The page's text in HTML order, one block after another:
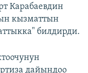
Карабаевдин
кызматтын
билдирди.
дайындоо